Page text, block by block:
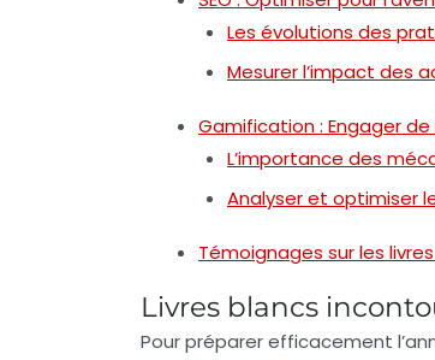
Les évolutions des
Mesurer l’impact des
Gamification : Engager
L’importance des
Analyser et optimiser
Témoignages sur les
Livres blancs
Pour préparer efficacement